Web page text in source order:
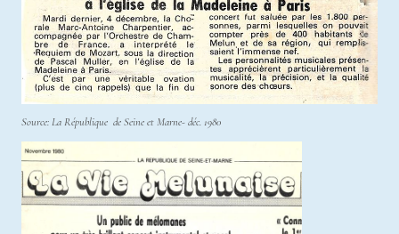
Source: La République de Seine et Marne- déc. 1980